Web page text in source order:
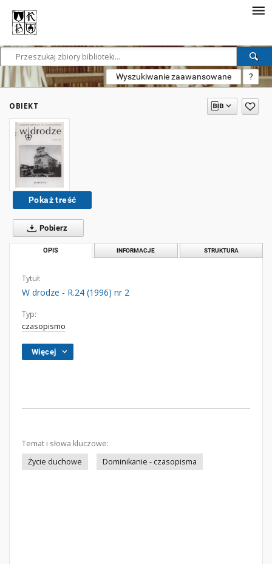
Wyszukiwanie zaawansowane ?
OBIEKT
Pokaż treść
Pobierz
OPIS INFORMACJE STRUKTURA
Tytuł:
W drodze - R.24 (1996) nr 2
Typ:
czasopismo
Więcej
Temat i słowa kluczowe:
Życie duchowe
Dominikanie - czasopisma